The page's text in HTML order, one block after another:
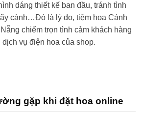
dáng thiết kế ban đầu, tránh tình
cành…Đó là lý do, tiệm hoa Cánh
chiếm trọn tình cảm khách hàng
vụ điện hoa của shop.
gặp khi đặt hoa online